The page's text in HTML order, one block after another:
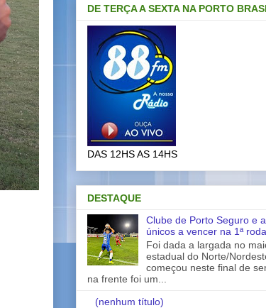
DE TERÇA A SEXTA NA PORTO
DAS 12HS AS 14HS
DESTAQUE
Clube de Porto Seguro e
únicos a vencer na 1ª
Foi dada a largada no
estadual do Norte/
começou neste final de
na frente foi um...
(nenhum título)